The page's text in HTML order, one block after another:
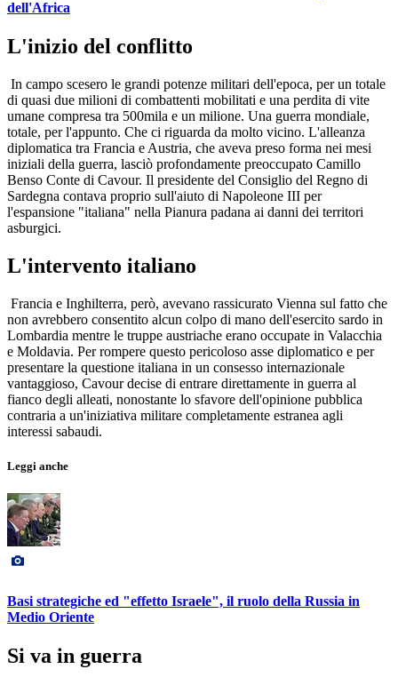
dell'Africa
L'inizio del conflitto
In campo scesero le grandi potenze militari dell'epoca, per un totale
di quasi due milioni di combattenti mobilitati e una perdita di vite
umane compresa tra 500mila e un milione. Una guerra mondiale,
totale, per l'appunto. Che ci riguarda da molto vicino. L'alleanza
diplomatica tra Francia e Austria, che aveva preso forma nei mesi
iniziali della guerra, lasciò profondamente preoccupato Camillo
Benso Conte di Cavour. Il presidente del Consiglio del Regno di
Sardegna contava proprio sull'aiuto di Napoleone III per
l'espansione "italiana" nella Pianura padana ai danni dei territori
asburgici.
L'intervento italiano
Francia e Inghilterra, però, avevano rassicurato Vienna sul fatto che
non avrebbero consentito alcun colpo di mano dell'esercito sardo in
Lombardia mentre le truppe austriache erano occupate in Valacchia
e Moldavia. Per rompere questo pericoloso asse diplomatico e per
presentare la questione italiana in un consesso internazionale
vantaggioso, Cavour decise di entrare direttamente in guerra al
fianco degli alleati, nonostante lo sfavore dell'opinione pubblica
contraria a un'iniziativa militare completamente estranea agli
interessi sabaudi.
Leggi anche
Basi strategiche ed "effetto Israele", il ruolo della Russia in
Medio Oriente
Si va in guerra